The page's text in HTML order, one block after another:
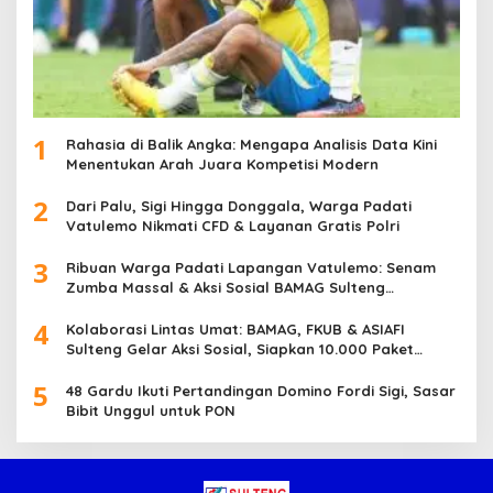
1
Rahasia di Balik Angka: Mengapa Analisis Data Kini
Menentukan Arah Juara Kompetisi Modern
2
Dari Palu, Sigi Hingga Donggala, Warga Padati
Vatulemo Nikmati CFD & Layanan Gratis Polri
3
Ribuan Warga Padati Lapangan Vatulemo: Senam
Zumba Massal & Aksi Sosial BAMAG Sulteng
4
Kolaborasi Lintas Umat: BAMAG, FKUB & ASIAFI
Sulteng Gelar Aksi Sosial, Siapkan 10.000 Paket
5
48 Gardu Ikuti Pertandingan Domino Fordi Sigi, Sasar
Bibit Unggul untuk PON